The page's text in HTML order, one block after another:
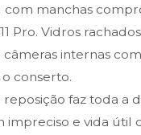
manchas
Pro. Vidros
internas
conserto.
faz toda a
impreciso e vida útil